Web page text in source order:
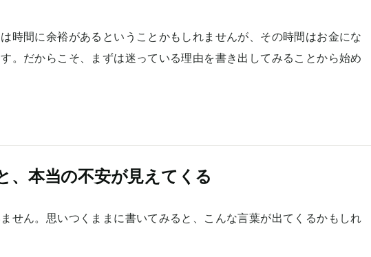
時間に余裕があるということかもしれませんが、その時間はお金にな
。だからこそ、まずは迷っている理由を書き出してみることから始め
、本当の不安が見えてくる
せん。思いつくままに書いてみると、こんな言葉が出てくるかもしれ